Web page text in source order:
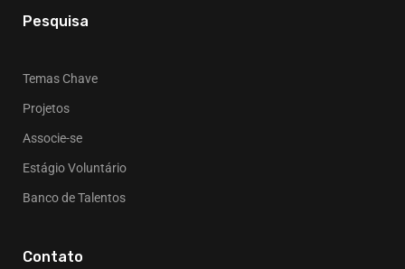
Pesquisa
Temas Chave
Projetos
Associe-se
Estágio Voluntário
Banco de Talentos
Contato